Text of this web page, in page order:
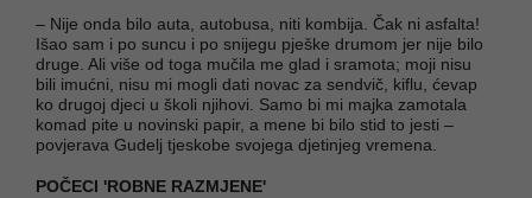
– Nije onda bilo auta, autobusa, niti kombija. Čak ni asfalta!
Išao sam i po suncu i po snijegu pješke drumom jer nije bilo
druge. Ali više od toga mučila me glad i sramota; moji nisu
bili imućni, nisu mi mogli dati novac za sendvič, kiflu, ćevap
ko drugoj djeci u školi njihovi. Samo bi mi majka zamotala
komad pite u novinski papir, a mene bi bilo stid to jesti –
povjerava Gudelj tjeskobe svojega djetinjeg vremena.
POČECI 'ROBNE RAZMJENE'